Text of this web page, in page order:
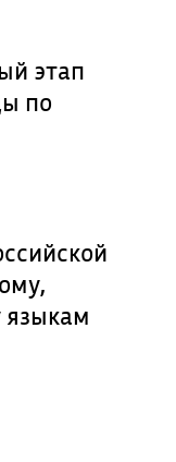
этап
по
языкам